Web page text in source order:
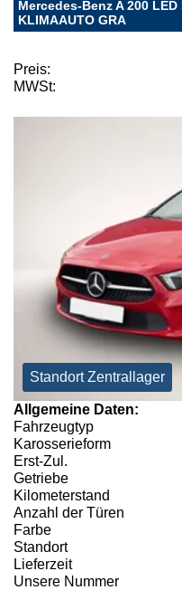
Mercedes-Benz A 200 LED
KLIMAAUTO GRA
Preis:
MWSt:
Standort Zentrallager
Allgemeine Daten:
Fahrzeugtyp
Karosserieform
Erst-Zul.
Getriebe
Kilometerstand
Anzahl der Türen
Farbe
Standort
Lieferzeit
Unsere Nummer